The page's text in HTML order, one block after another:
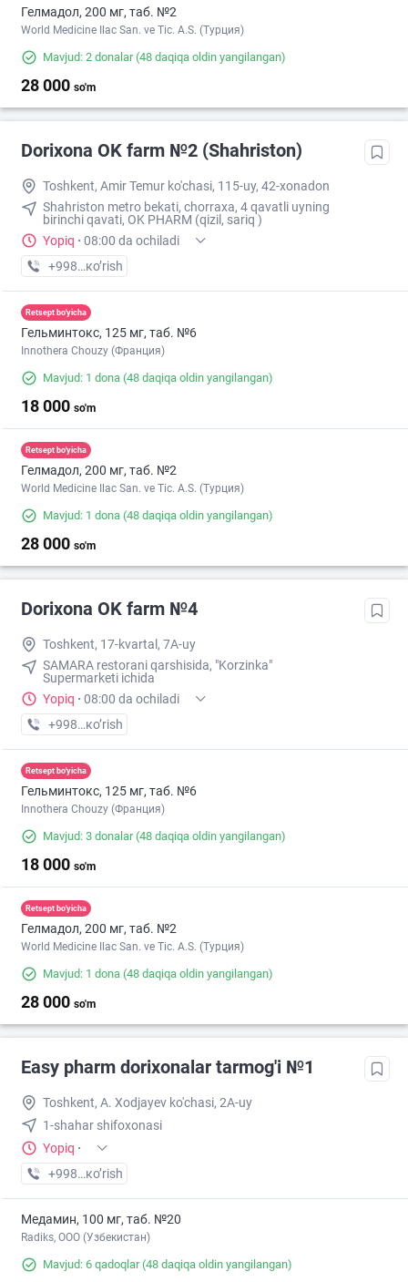
Гелмадол, 200 мг, таб. №2
World Medicine Ilac San. ve Tic. A.S. (Турция)
Mavjud: 2 donalar(48 daqiqa oldin yangilangan)
28 000 so'm
Dorixona ОK farm №2 (Shahriston)
Toshkent, Amir Temur ko'chasi, 115-uy, 42-xonadon
Shahriston metro bekati, chorraxa, 4 qavatli uyning
birinchi qavati, OK PHARM (qizil, sariq )
Yopiq · 08:00 da ochiladi
+998 (90) XXX-XX-XX
кo’rish
Retsept bo'yicha
Гельминтокс, 125 мг, таб. №6
Innothera Chouzy (Франция)
Mavjud: 1 dona (48 daqiqa oldin yangilangan)
18 000 so'm
Retsept bo'yicha
Гелмадол, 200 мг, таб. №2
World Medicine Ilac San. ve Tic. A.S. (Турция)
Mavjud: 1 dona (48 daqiqa oldin yangilangan)
28 000 so'm
Dorixona ОK farm №4
Toshkent, 17-kvartal, 7A-uy
SAMARA restorani qarshisida, "Korzinka"
Supermarketi ichida
Yopiq · 08:00 da ochiladi
+998 (90) XXX-XX-XX
кo’rish
Retsept bo'yicha
Гельминтокс, 125 мг, таб. №6
Innothera Chouzy (Франция)
Mavjud: 3 donalar(48 daqiqa oldin yangilangan)
18 000 so'm
Retsept bo'yicha
Гелмадол, 200 мг, таб. №2
World Medicine Ilac San. ve Tic. A.S. (Турция)
Mavjud: 1 dona (48 daqiqa oldin yangilangan)
28 000 so'm
Easy pharm dorixonalar tarmog'i №1
Toshkent, A. Xodjayev ko'chasi, 2A-uy
1-shahar shifoxonasi
Yopiq ·
+998 (94) XXX-XX-XX
кo’rish
Медамин, 100 мг, таб. №20
Radiks, ООО (Узбекистан)
Mavjud: 6 qadoqlar(48 daqiqa oldin yangilangan)